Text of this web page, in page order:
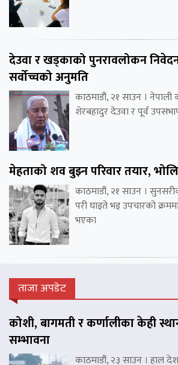
देउवा र खड्काको पुनरावलोकन
सर्वोच्चको अनुमति
काठमाडौं, २१ साउन । नेपाली
शेरबहादुर देउवा र पूर्व
मेहताको शव बुझ्न परिवार तयार,
काठमाडौं, २१ साउन ।
परी घाइते भइ उपचारको
भएका
ताजा अपडेट
कोशी, बागमती र कर्णालीका केही
सम्भावना
काठमाडौं, २३ साउन । हाल